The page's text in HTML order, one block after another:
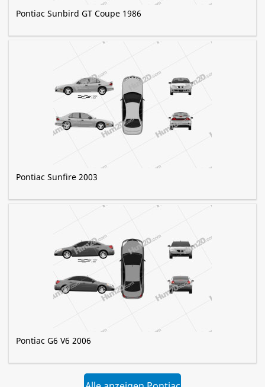
Pontiac Sunbird GT Coupe 1986
Pontiac Sunfire 2003
Pontiac G6 V6 2006